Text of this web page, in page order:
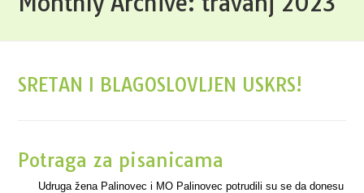
SRETAN I BLAGOSLOVLJEN USKRS!
Potraga za pisanicama
Udruga žena Palinovec i MO Palinovec potrudili su se da donesu